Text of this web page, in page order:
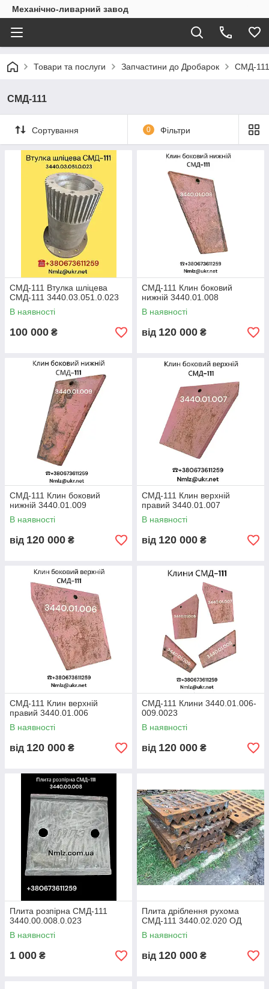
Механічно-ливарний завод
Товари та послуги Запчастини до Дробарок СМД-111
СМД-111
Сортування 0 Фільтри
СМД-111 Втулка шліцева
СМД-111 3440.03.051.0.023
В наявності
100 000 ₴
СМД-111 Клин боковий
нижній 3440.01.008
В наявності
від 120 000 ₴
СМД-111 Клин боковий
нижній 3440.01.009
В наявності
від 120 000 ₴
СМД-111 Клин верхній
правий 3440.01.007
В наявності
від 120 000 ₴
СМД-111 Клин верхній
правий 3440.01.006
В наявності
від 120 000 ₴
СМД-111 Клини 3440.01.006-
009.0023
В наявності
від 120 000 ₴
Плита розпірна СМД-111
3440.00.008.0.023
В наявності
1 000 ₴
Плита дріблення рухома
СМД-111 3440.02.020 ОД
В наявності
від 120 000 ₴